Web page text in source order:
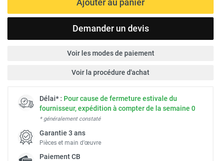
Demander un devis
Voir les modes de paiement
Voir la procédure d'achat
Délai* : Pour cause de fermeture estivale du
fournisseur, expédition à compter de la semaine 0
* généralement constaté
Garantie 3 ans
Pièces et main d’œuvre
PaiementCB